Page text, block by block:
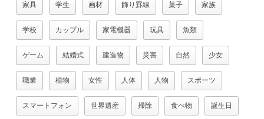
家具 学生 画材 飾り罫線 菓子 家族
学校 カップル 家電機器 玩具 魚類
ゲーム 結婚式 建造物 災害 自然 少女
職業 植物 女性 人体 人物 スポーツ
スマートフォン 世界遺産 掃除 食べ物 誕生日